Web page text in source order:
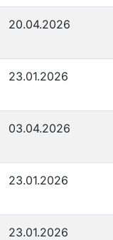
20.04.2026
23.01.2026
03.04.2026
23.01.2026
23.01.2026